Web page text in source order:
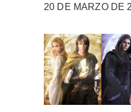
20 DE MARZO DE